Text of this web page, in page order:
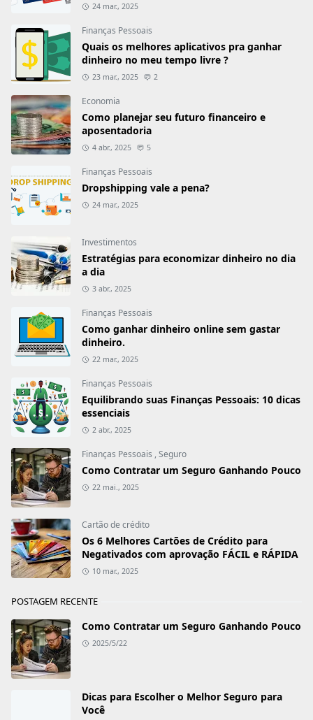
24 mar., 2025
Finanças Pessoais
Quais os melhores aplicativos pra ganhar
dinheiro no meu tempo livre ?
23 mar., 2025 2
Economia
Como planejar seu futuro financeiro e
aposentadoria
4 abr., 2025 5
Finanças Pessoais
Dropshipping vale a pena?
24 mar., 2025
Investimentos
Estratégias para economizar dinheiro no dia
a dia
3 abr., 2025
Finanças Pessoais
Como ganhar dinheiro online sem gastar
dinheiro.
22 mar., 2025
Finanças Pessoais
Equilibrando suas Finanças Pessoais: 10 dicas
essenciais
2 abr., 2025
Finanças Pessoais , Seguro
Como Contratar um Seguro Ganhando Pouco
22 mai., 2025
Cartão de crédito
Os 6 Melhores Cartões de Crédito para
Negativados com aprovação FÁCIL e RÁPIDA
10 mar., 2025
POSTAGEM RECENTE
Como Contratar um Seguro Ganhando Pouco
2025/5/22
Dicas para Escolher o Melhor Seguro para
Você